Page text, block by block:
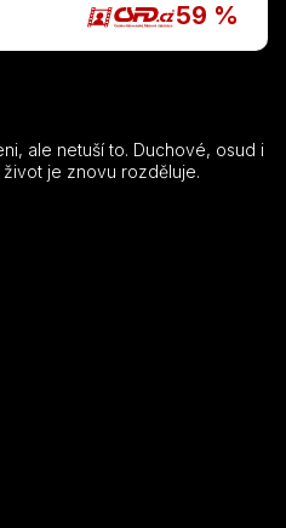
59 %
ale netuší to. Duchové, osud i
je znovu rozděluje.